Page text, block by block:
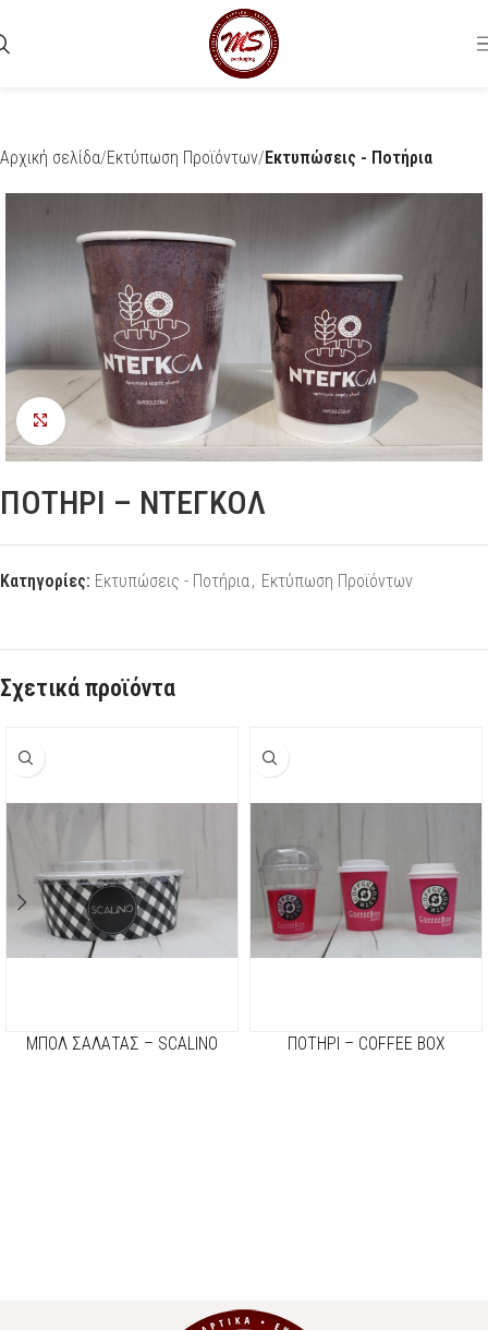
Αρχική σελίδα Εκτύπωση Προϊόντων Εκτυπώσεις - Ποτήρια
Προβολή
ΠΟΤΗΡΙ – ΝΤΕΓΚΟΛ
Κατηγορίες: Εκτυπώσεις - Ποτήρια, Εκτύπωση Προϊόντων
Σχετικά προϊόντα
ΜΠΟΛ ΣΑΛΑΤΑΣ – SCALINO ΠΟΤΗΡΙ – COFFEE BOX